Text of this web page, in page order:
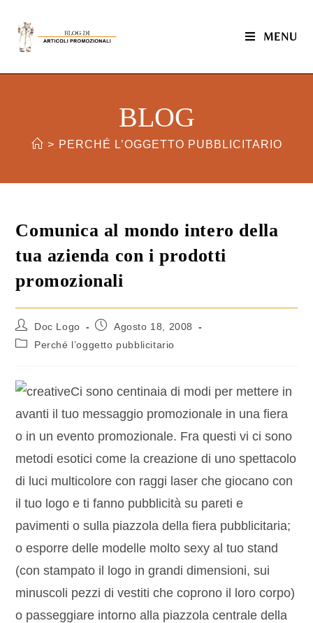
MENU
BLOG
> PERCHÉ L’OGGETTO PUBBLICITARIO
Comunica al mondo intero della
tua azienda con i prodotti
promozionali
Doc Logo
Agosto 18, 2008
Perché l’oggetto pubblicitario
Ci sono centinaia di modi per mettere in
avanti il tuo messaggio promozionale in una fiera
o in un evento promozionale. Fra questi vi ci sono
metodi esotici come la creazione di uno spettacolo
di luci multicolore con raggi laser che giocano con
il tuo logo e ti fanno pubblicità su pareti e
pavimenti o sulla piazzola della fiera pubblicitaria;
o esporre delle modelle molto sexy al tuo stand
(con stampato il logo in grandi dimensioni, sui
minuscoli pezzi di vestiti che coprono il loro corpo)
o passeggiare intorno alla piazzola centrale della